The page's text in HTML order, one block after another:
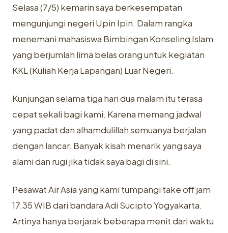
Selasa (7/5) kemarin saya berkesempatan
mengunjungi negeri Upin Ipin. Dalam rangka
menemani mahasiswa Bimbingan Konseling Islam
yang berjumlah lima belas orang untuk kegiatan
KKL (Kuliah Kerja Lapangan) Luar Negeri.
Kunjungan selama tiga hari dua malam itu terasa
cepat sekali bagi kami. Karena memang jadwal
yang padat dan alhamdulillah semuanya berjalan
dengan lancar. Banyak kisah menarik yang saya
alami dan rugi jika tidak saya bagi di sini.
Pesawat Air Asia yang kami tumpangi take off jam
17.35 WIB dari bandara Adi Sucipto Yogyakarta.
Artinya hanya berjarak beberapa menit dari waktu